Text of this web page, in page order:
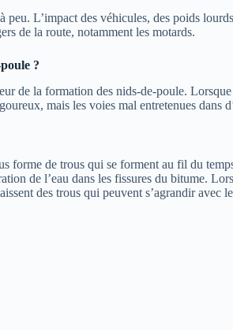
L’impact des véhicules, des poids
de la route, notamment les motards.
?
de la formation des nids-de-poule.
mais les voies mal entretenues dans
forme de trous qui se forment au fil du
de l’eau dans les fissures du bitume.
des trous qui peuvent s’agrandir avec